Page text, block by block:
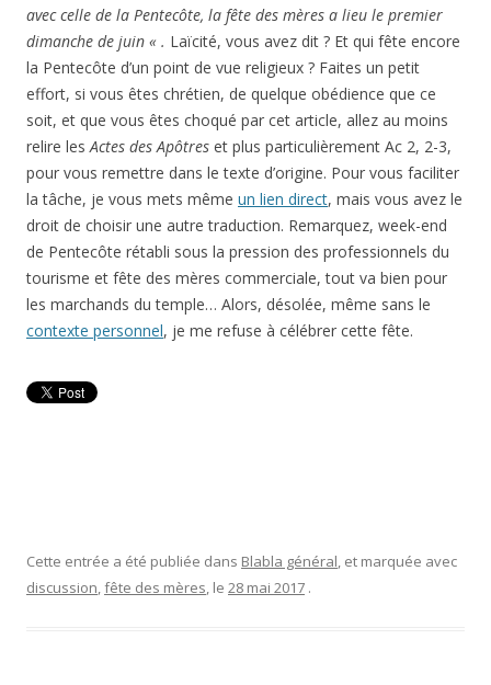
avec celle de la Pentecôte, la fête des mères a lieu le premier
dimanche de juin « . Laïcité, vous avez dit ? Et qui fête encore
la Pentecôte d’un point de vue religieux ? Faites un petit
effort, si vous êtes chrétien, de quelque obédience que ce
soit, et que vous êtes choqué par cet article, allez au moins
relire lesActes des Apôtres et plus particulièrement Ac 2, 2-3,
pour vous remettre dans le texte d’origine. Pour vous faciliter
la tâche, je vous mets même un lien direct, mais vous avez le
droit de choisir une autre traduction. Remarquez, week-end
de Pentecôte rétabli sous la pression des professionnels du
tourisme et fête des mères commerciale, tout va bien pour
les marchands du temple… Alors, désolée, même sans le
contexte personnel, je me refuse à célébrer cette fête.
Cette entrée a été publiée dans Blabla général, et marquée avec
discussion,fête des mères, le 28 mai 2017 .